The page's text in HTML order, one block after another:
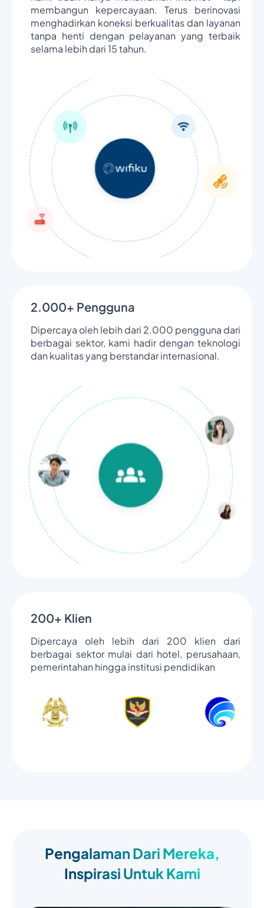
membangun kepercayaan. Terus berinovasi
menghadirkan koneksi berkualitas dan layanan
tanpa henti dengan pelayanan yang terbaik
selama lebih dari 15 tahun.
2.000+ Pengguna
Dipercaya oleh lebih dari 2.000 pengguna dari
berbagai sektor, kami hadir dengan teknologi
dan kualitas yang berstandar internasional.
200+ Klien
Dipercaya oleh lebih dari 200 klien dari
berbagai sektor mulai dari hotel, perusahaan,
pemerintahan hingga institusi pendidikan
Pengalaman Dari Mereka,
Inspirasi Untuk Kami